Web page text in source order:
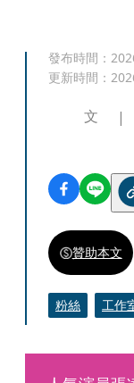
發布時間：
更新時間：
文
贊助本文
粉絲 工作